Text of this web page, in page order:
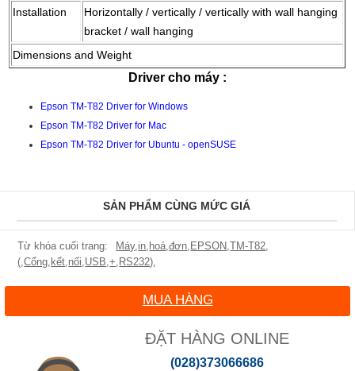
Installation
Horizontally / vertically / vertically with wall hanging
bracket / wall hanging
Dimensions and Weight
Driver cho máy :
Epson TM-T82 Driver for Windows
Epson TM-T82 Driver for Mac
Epson TM-T82 Driver for Ubuntu - openSUSE
SẢN PHẨM CÙNG MỨC GIÁ
Máy,in, hoá,đơn, EPSON,TM-T82,
(,Cổng, kết,nối,USB,+, RS232),
MUA HÀNG
ĐẶT HÀNG ONLINE
(028)373066686